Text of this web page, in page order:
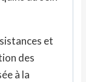
et
des
à la